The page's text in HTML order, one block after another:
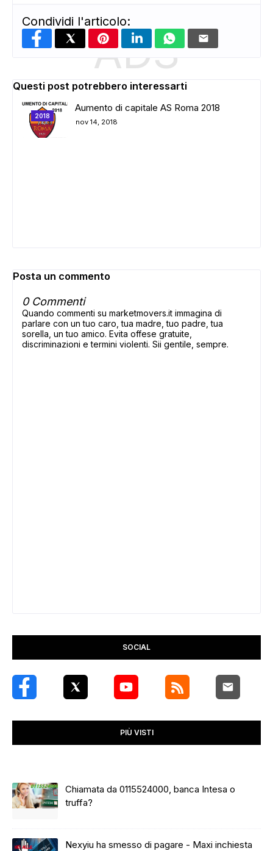
ADS
Condividi l'articolo:
Questi post potrebbero interessarti
2018
Aumento di capitale AS Roma 2018
nov 14, 2018
Posta un commento
0 Commenti
Quando commenti su marketmovers.it immagina di
parlare con un tuo caro, tua madre, tuo padre, tua
sorella, un tuo amico. Evita offese gratuite,
discriminazioni e termini violenti. Sii gentile, sempre.
SOCIAL
PIÙ VISTI
Chiamata da 0115524000, banca Intesa o
truffa?
Nexyiu ha smesso di pagare - Maxi inchiesta